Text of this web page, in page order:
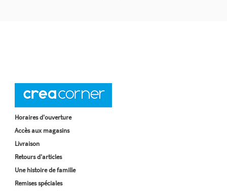
Horaires d'ouverture
Accès aux magasins
Livraison
Retours d'articles
Une histoire de famille
Remises spéciales